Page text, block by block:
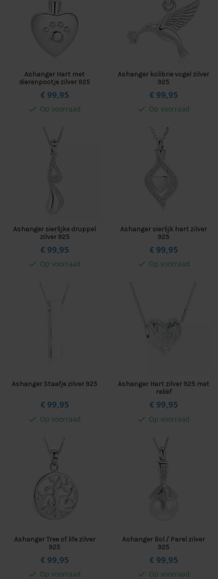
Ashanger Hart met
dierenpootje zilver 925
€ 99,95
check Op voorraad
Ashanger kolibrie vogel zilver
925
€ 99,95
check Op voorraad
Ashanger sierlijke druppel
zilver 925
€ 99,95
check Op voorraad
Ashanger sierlijk hart zilver
925
€ 99,95
check Op voorraad
Ashanger Staafje zilver 925
€ 99,95
check Op voorraad
Ashanger Hart zilver 925 met
reliëf
€ 99,95
check Op voorraad
Ashanger Tree of life zilver
925
€ 99,95
check Op voorraad
Ashanger Bol / Parel zilver
925
€ 99,95
check Op voorraad